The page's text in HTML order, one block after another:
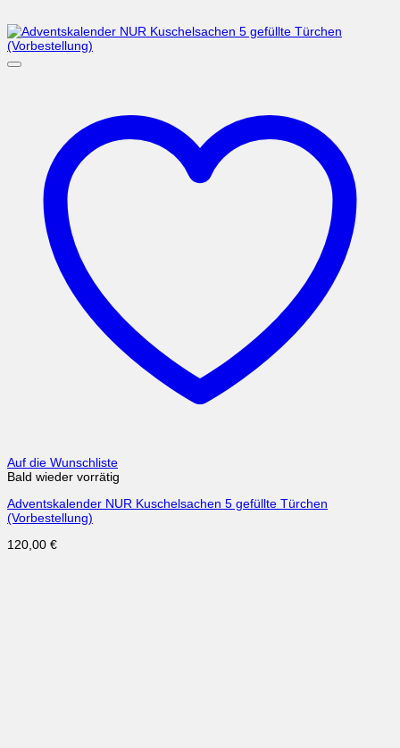
Auf die Wunschliste
Bald wieder vorrätig
Adventskalender NUR Kuschelsachen 5 gefüllte Türchen
(Vorbestellung)
120,00 €